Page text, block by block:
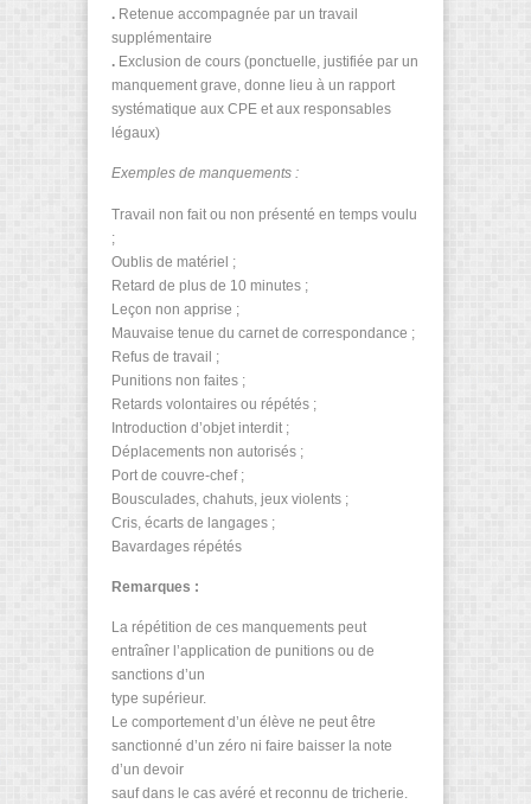
. Retenue accompagnée par un travail
supplémentaire
. Exclusion de cours (ponctuelle, justifiée par un
manquement grave, donne lieu à un rapport
systématique aux CPE et aux responsables
légaux)
Exemples de manquements :
Travail non fait ou non présenté en temps voulu
;
Oublis de matériel ;
Retard de plus de 10 minutes ;
Leçon non apprise ;
Mauvaise tenue du carnet de correspondance ;
Refus de travail ;
Punitions non faites ;
Retards volontaires ou répétés ;
Introduction d’objet interdit ;
Déplacements non autorisés ;
Port de couvre-chef ;
Bousculades, chahuts, jeux violents ;
Cris, écarts de langages ;
Bavardages répétés
Remarques :
La répétition de ces manquements peut
entraîner l’application de punitions ou de
sanctions d’un
type supérieur.
Le comportement d’un élève ne peut être
sanctionné d’un zéro ni faire baisser la note
d’un devoir
sauf dans le cas avéré et reconnu de tricherie.